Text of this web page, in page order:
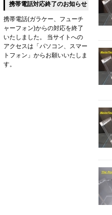
携帯電話対応終了のお知らせ
携帯電話(ガラケー、フューチ
ャーフォン)からの対応を終了
いたしました。 当サイトへの
アクセスは「パソコン、スマー
トフォン」からお願いいたしま
す。